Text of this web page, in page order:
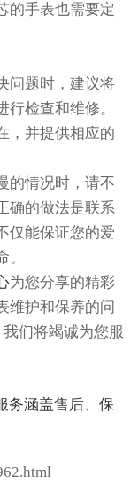
的手表也需要定
题时，建议将
检查和维修。
，并提供相应的
情况时，请不
确的做法是联系
仅能保证您的爱
为您分享的精彩
维护和保养的问
们将竭诚为您服